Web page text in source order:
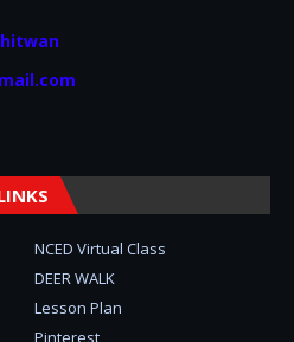
NCED Virtual Class
DEER WALK
Lesson Plan
Pinterest